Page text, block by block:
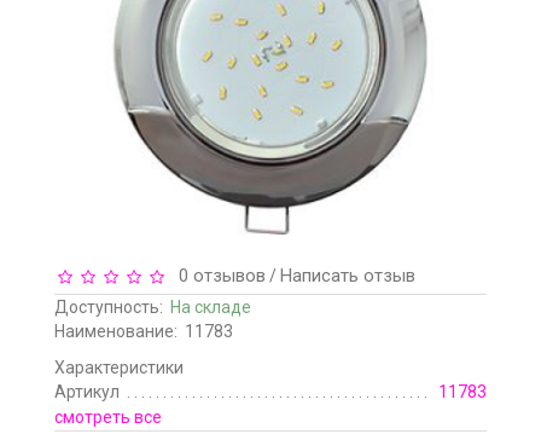
0 отзывов /Написать отзыв
Доступность: На складе
Наименование: 11783
Характеристики
Артикул
11783
смотреть все